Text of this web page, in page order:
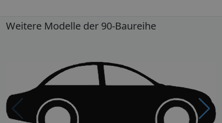
Weitere Modelle der 90-Baureihe